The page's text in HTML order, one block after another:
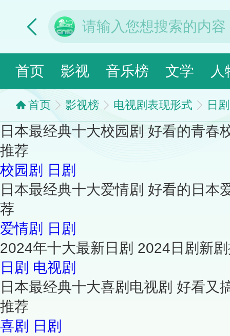
首页 影视 音乐榜 文学 人
首页 影视榜 电视剧表现形式 日剧
日本最经典十大校园剧 好看的青春
推荐
校园剧
日剧
日本最经典十大爱情剧 好看的日本
荐
爱情剧
日剧
2024年十大最新日剧 2024日剧新
日剧 电视剧
日本最经典十大喜剧电视剧 好看又
推荐
喜剧
日剧